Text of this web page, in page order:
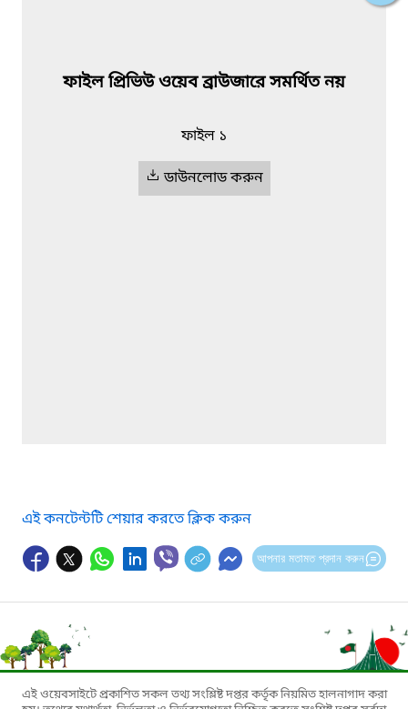
ফাইল প্রিভিউ ওয়েব ব্রাউজারে সমর্থিত নয়
ফাইল ১
ডাউনলোড করুন
এই কনটেন্টটি শেয়ার করতে ক্লিক করুন
আপনার মতামত প্রদান করুন
এই ওয়েবসাইটে প্রকাশিত সকল তথ্য সংশ্লিষ্ট দপ্তর কর্তৃক নিয়মিত হালনাগাদ করা